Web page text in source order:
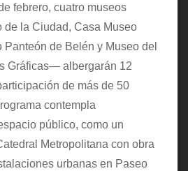
febrero, cuatro museos
la Ciudad, Casa Museo
Panteón de Belén y Museo del
Gráficas— albergarán 12
de más de 50
contempla
público, como un
Metropolitana con obra
urbanas en Paseo